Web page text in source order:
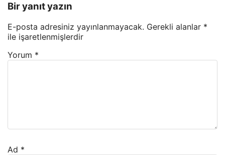
Bir yanıt yazın
E-posta adresiniz yayınlanmayacak. Gerekli alanlar *
ile işaretlenmişlerdir
Yorum *
Ad *